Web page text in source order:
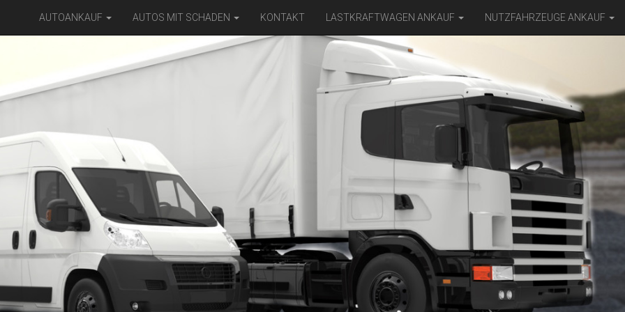
AUTOANKAUF AUTOS MIT SCHADEN KONTAKT LASTKRAFTWAGEN ANKAUF NUTZFAHRZEUGE ANKAUF